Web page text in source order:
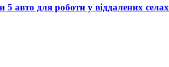
авто для роботи у віддалених селах